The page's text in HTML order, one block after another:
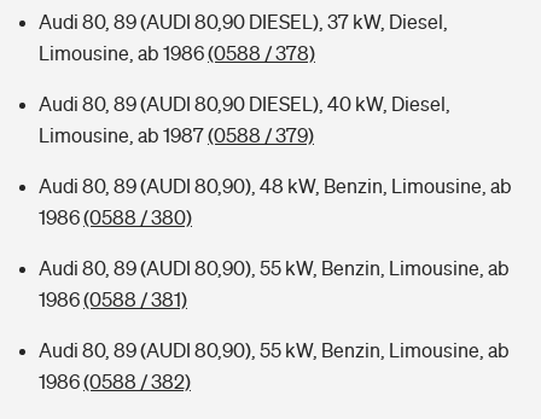
Audi 80, 89 (AUDI 80,90 DIESEL), 37 kW, Diesel,
Limousine, ab 1986(0588 / 378)
Audi 80, 89 (AUDI 80,90 DIESEL), 40 kW, Diesel,
Limousine, ab 1987(0588 / 379)
Audi 80, 89 (AUDI 80,90), 48 kW, Benzin, Limousine, ab
1986(0588 / 380)
Audi 80, 89 (AUDI 80,90), 55 kW, Benzin, Limousine, ab
1986(0588 / 381)
Audi 80, 89 (AUDI 80,90), 55 kW, Benzin, Limousine, ab
1986(0588 / 382)